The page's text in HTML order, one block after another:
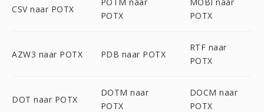
CSV naar POTX
POTX
POTX
AZW3 naar POTX PDB naar POTX
RTF naar
POTX
DOT naar POTX
DOTM naar
POTX
DOCM naar
POTX